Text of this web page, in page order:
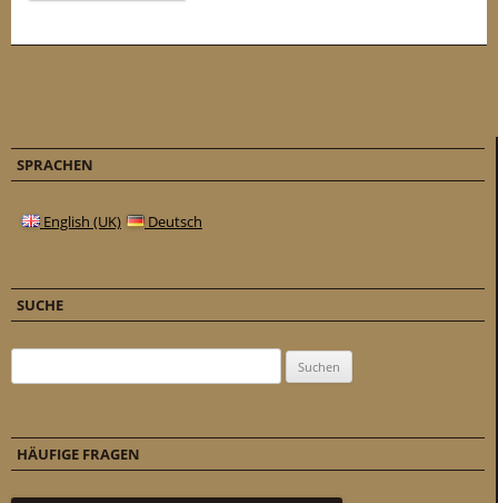
SPRACHEN
English (UK) Deutsch
SUCHE
HÄUFIGE FRAGEN